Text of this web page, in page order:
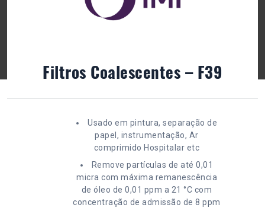
Filtros Coalescentes – F39
Usado em pintura, separação de
papel, instrumentação, Ar
comprimido Hospitalar etc
Remove partículas de até 0,01
micra com máxima remanescência
de óleo de 0,01 ppm a 21 °C com
concentração de admissão de 8 ppm